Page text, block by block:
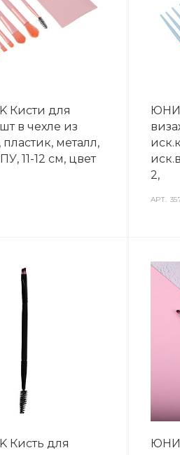
Кисти для
в чехле из
металл,
11-12 см, цвет
2,
АРТ.
Кисть для